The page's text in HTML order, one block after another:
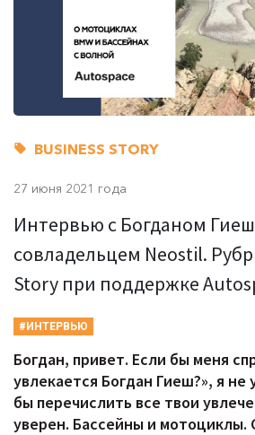
BUSINESS STORY
27 июня 2021 года
Интервью с Богданом
совладельцем Neostil.
Story при поддержке
#ИНТЕРВЬЮ
Богдан, привет. Если бы меня
увлекается Богдан Гиеш?», я не
бы перечислить все твои
уверен. Бассейны и мотоциклы.